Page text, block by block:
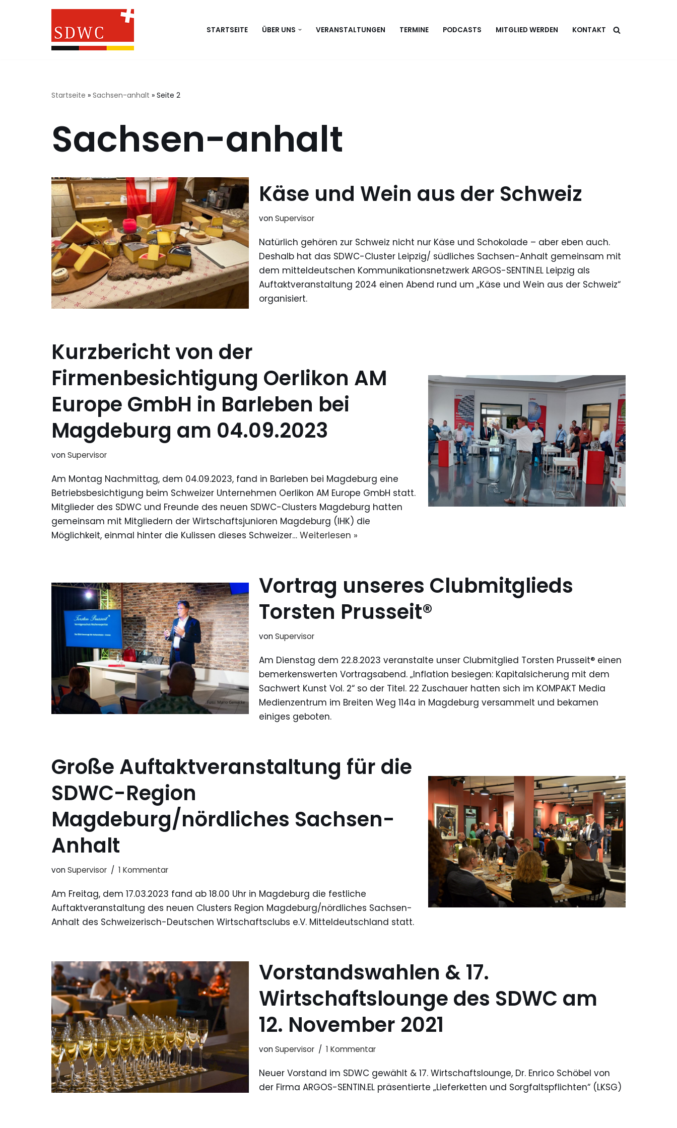
STARTSEITE ÜBER UNS VERANSTALTUNGEN TERMINE PODCASTS MITGLIED WERDEN KONTAKT
Startseite » Sachsen-anhalt » Seite 2
Sachsen-anhalt
Käse und Wein aus der Schweiz
vonSupervisor
Natürlich gehören zur Schweiz nicht nur Käse und Schokolade – aber eben auch.
Deshalb hat das SDWC-Cluster Leipzig/ südliches Sachsen-Anhalt gemeinsam mit
dem mitteldeutschen Kommunikationsnetzwerk ARGOS-SENTIN.EL Leipzig als
Auftaktveranstaltung 2024 einen Abend rund um „Käse und Wein aus der Schweiz“
organisiert.
Kurzbericht von der
Firmenbesichtigung Oerlikon AM
Europe GmbH in Barleben bei
Magdeburg am 04.09.2023
vonSupervisor
Am Montag Nachmittag, dem 04.09.2023, fand in Barleben bei Magdeburg eine
Betriebsbesichtigung beim Schweizer Unternehmen Oerlikon AM Europe GmbH statt.
Mitglieder des SDWC und Freunde des neuen SDWC-Clusters Magdeburg hatten
gemeinsam mit Mitgliedern der Wirtschaftsjunioren Magdeburg (IHK) die
Möglichkeit, einmal hinter die Kulissen dieses Schweizer… Weiterlesen »
Vortrag unseres Clubmitglieds
Torsten Prusseit®
vonSupervisor
Am Dienstag dem 22.8.2023 veranstalte unser Clubmitglied Torsten Prusseit® einen
bemerkenswerten Vortragsabend. „Inflation besiegen: Kapitalsicherung mit dem
Sachwert Kunst Vol. 2“ so der Titel. 22 Zuschauer hatten sich im KOMPAKT Media
Medienzentrum im Breiten Weg 114a in Magdeburg versammelt und bekamen
einiges geboten.
Große Auftaktveranstaltung für die
SDWC-Region
Magdeburg/nördliches Sachsen-
Anhalt
vonSupervisor 1 Kommentar
Am Freitag, dem 17.03.2023 fand ab 18.00 Uhr in Magdeburg die festliche
Auftaktveranstaltung des neuen Clusters Region Magdeburg/nördliches Sachsen-
Anhalt des Schweizerisch-Deutschen Wirtschaftsclubs e.V. Mitteldeutschland statt.
Vorstandswahlen & 17.
Wirtschaftslounge des SDWC am
12. November 2021
vonSupervisor 1 Kommentar
Neuer Vorstand im SDWC gewählt & 17. Wirtschaftslounge, Dr. Enrico Schöbel von
der Firma ARGOS-SENTIN.EL präsentierte „Lieferketten und Sorgfaltspflichten“ (LKSG)